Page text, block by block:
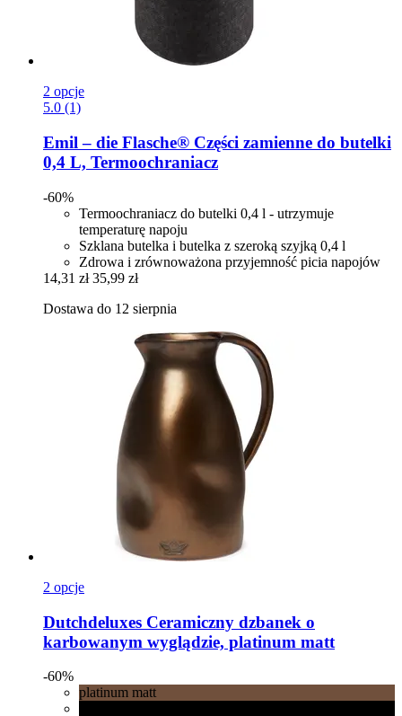
2 opcje
5.0 (1)
Emil – die Flasche® Części zamienne do butelki
0,4 L, Termoochraniacz
-60%
Termoochraniacz do butelki 0,4 l - utrzymuje
temperaturę napoju
Szklana butelka i butelka z szeroką szyjką 0,4 l
Zdrowa i zrównoważona przyjemność picia napojów
14,31 zł 35,99 zł
Dostawa do 12 sierpnia
2 opcje
Dutchdeluxes Ceramiczny dzbanek o
karbowanym wyglądzie, platinum matt
-60%
platinum matt